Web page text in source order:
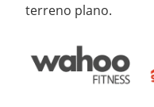
terreno plano.